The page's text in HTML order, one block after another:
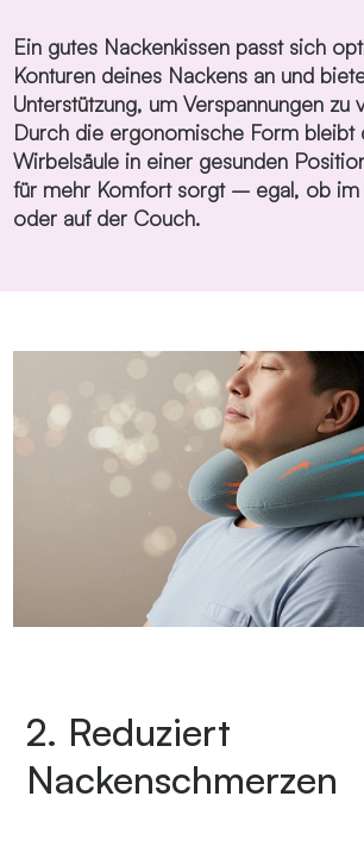
Ein gutes Nackenkissen passt sich
Konturen deines Nackens an und
Unterstützung, um Verspannungen zu
Durch die ergonomische Form bleibt
Wirbelsäule in einer gesunden
für mehr Komfort sorgt – egal, ob im
oder auf der Couch.
2. Reduziert
Nackenschmerzen